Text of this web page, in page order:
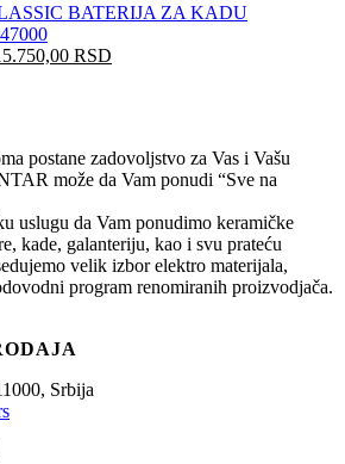
BATERIJA ZA KADU
RSD
postane zadovoljstvo za Vas i Vašu
može da Vam ponudi “Sve na
uslugu da Vam ponudimo keramičke
kade, galanteriju, kao i svu prateću
velik izbor elektro materijala,
program renomiranih proizvodjača.
Srbija